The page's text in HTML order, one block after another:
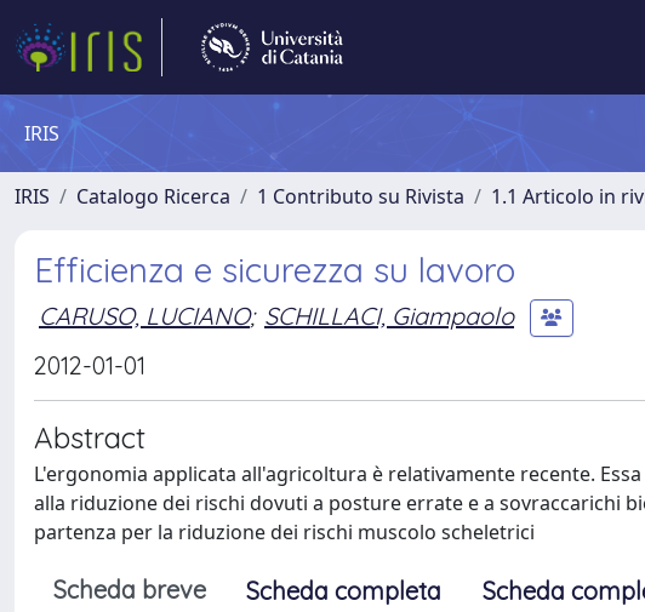
IRIS
IRIS Catalogo Ricerca 1 Contributo su Rivista 1.1 Articolo in
Efficienza e sicurezza su lavoro
CARUSO, LUCIANO; SCHILLACI, Giampaolo
2012-01-01
Abstract
L'ergonomia applicata all'agricoltura è relativamente recente.
alla riduzione dei rischi dovuti a posture errate e a sovraccarichi
partenza per la riduzione dei rischi muscolo scheletrici
Scheda breve Scheda completa Scheda